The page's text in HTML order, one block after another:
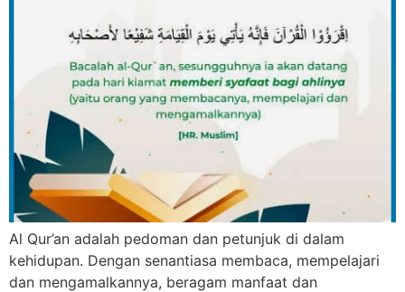
Al Qur’an adalah pedoman dan petunjuk di dalam
kehidupan. Dengan senantiasa membaca, mempelajari
dan mengamalkannya, beragam manfaat dan